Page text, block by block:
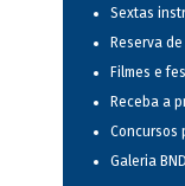
Sextas
Reserva
Filmes e
Receba a
Concursos
Galeria